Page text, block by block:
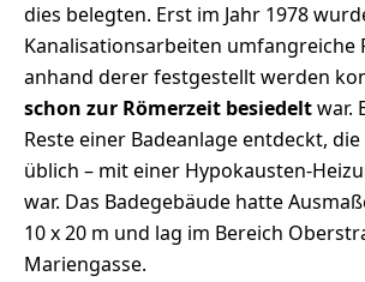
dies belegten. Erst im Jahr 1978
Kanalisationsarbeiten umfangreiche
anhand derer festgestellt werden
schon zur Römerzeit besiedeltwar.
Reste einer Badeanlage entdeckt,
üblich – mit einer Hypokausten-
war. Das Badegebäude hatte
10 x 20 m und lag im Bereich
Mariengasse.